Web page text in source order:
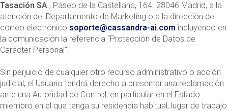
Tasación SA., Paseo de la Castellana, 164. 28046 Madrid, a la
atención del Departamento de Marketing o a la dirección de
correo electrónico soporte@cassandra-ai.com incluyendo en
la comunicación la referencia “Protección de Datos de
Carácter Personal”.
Sin perjuicio de cualquier otro recurso administrativo o acción
judicial, el Usuario tendrá derecho a presentar una reclamación
ante una Autoridad de Control, en particular en el Estado
miembro en el que tenga su residencia habitual, lugar de trabajo